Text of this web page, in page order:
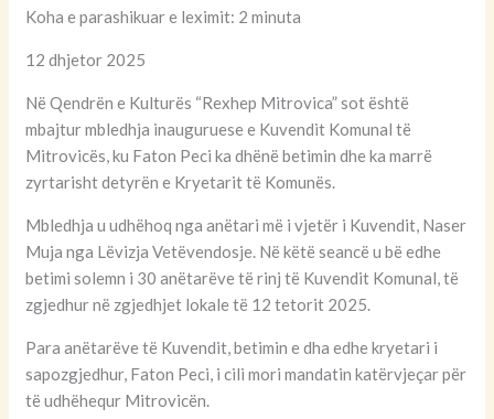
Koha e parashikuar e leximit: 2 minuta
12 dhjetor 2025
Në Qendrën e Kulturës “Rexhep Mitrovica” sot është
mbajtur mbledhja inauguruese e Kuvendit Komunal të
Mitrovicës, ku Faton Peci ka dhënë betimin dhe ka marrë
zyrtarisht detyrën e Kryetarit të Komunës.
Mbledhja u udhëhoq nga anëtari më i vjetër i Kuvendit, Naser
Muja nga Lëvizja Vetëvendosje. Në këtë seancë u bë edhe
betimi solemn i 30 anëtarëve të rinj të Kuvendit Komunal, të
zgjedhur në zgjedhjet lokale të 12 tetorit 2025.
Para anëtarëve të Kuvendit, betimin e dha edhe kryetari i
sapozgjedhur, Faton Peci, i cili mori mandatin katërvjeçar për
të udhëhequr Mitrovicën.